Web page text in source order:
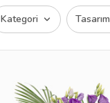
Kategori